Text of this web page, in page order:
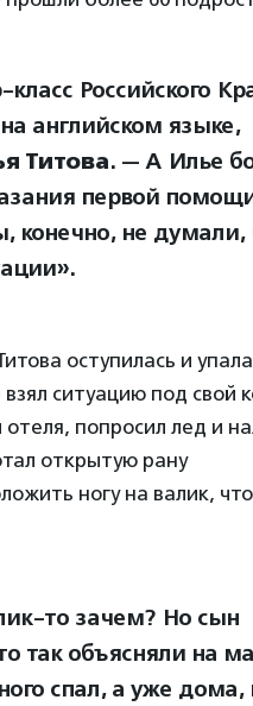
Российского
английском языке,
Титова. — А Илье
первой
конечно, не думали,
оступилась и
ситуацию под свой
попросил лед и
открытую рану
ногу на валик,
то зачем? Но сын
так объясняли на
спал, а уже дома,